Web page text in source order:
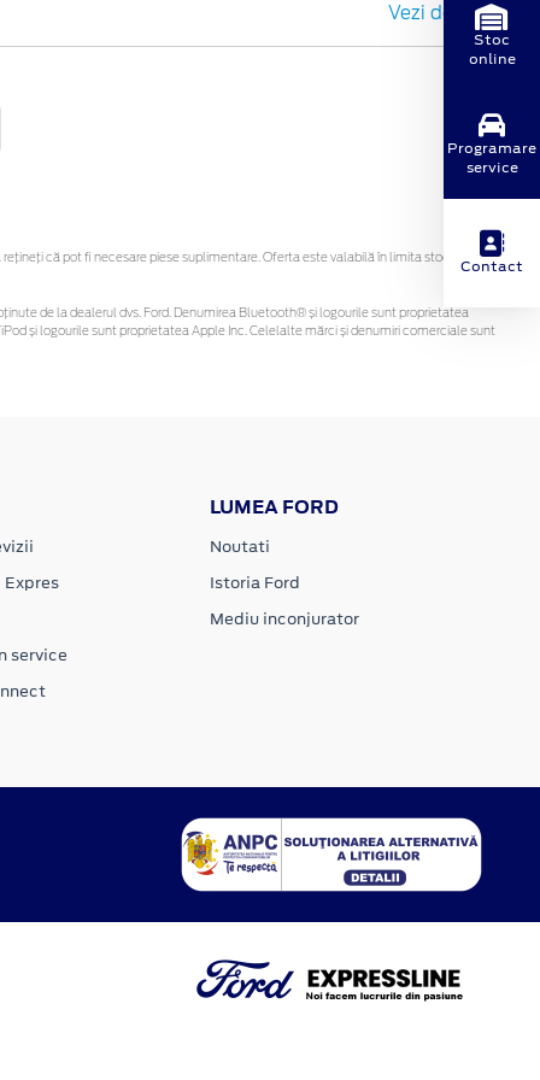
Vezi detalii
că pot fi necesare piese suplimentare. Oferta este valabilă în limita stocului
de la dealerul dvs. Ford. Denumirea Bluetooth® și logourile sunt proprietatea
și logourile sunt proprietatea Apple Inc. Celelalte mărci și denumiri comerciale sunt
Expres
service
LUMEA FORD
Noutati
Istoria Ford
Mediu inconjurator
Stoc
online
Programare
service
Contact